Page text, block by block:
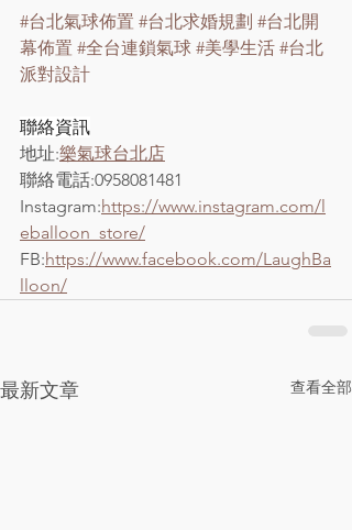
#台北氣球佈置 #台北求婚規劃 #台北開
幕佈置 #全台連鎖氣球 #美學生活 #台北
派對設計
聯絡資訊
地址:樂氣球台北店
聯絡電話:0958081481
Instagram:https://www.instagram.com/l
eballoon_store/
FB:https://www.facebook.com/LaughBa
lloon/
最新文章 查看全部